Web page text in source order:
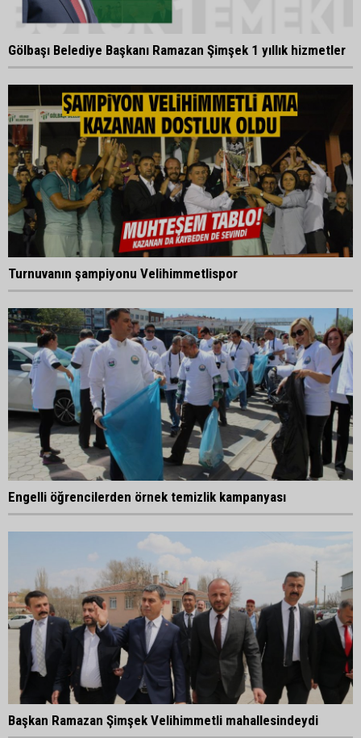
Gölbaşı Belediye Başkanı Ramazan Şimşek 1 yıllık hizmetler
Turnuvanın şampiyonu Velihimmetlispor
Engelli öğrencilerden örnek temizlik kampanyası
Başkan Ramazan Şimşek Velihimmetli mahallesindeydi